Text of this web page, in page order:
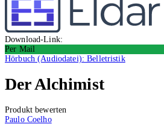
Download-Link:
Per Mail
Hörbuch (Audiodatei): Belletristik
Der Alchimist
Produkt bewerten
Paulo Coelho